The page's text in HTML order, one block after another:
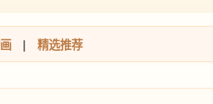
| 精选推荐